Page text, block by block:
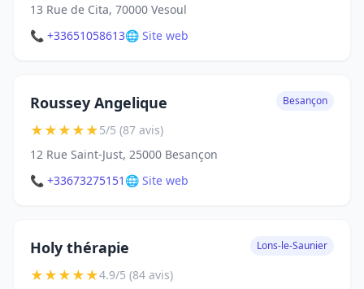
13 Rue de Cita, 70000 Vesoul
📞 +33651058613🌐 Site web
Roussey Angelique Besançon
★★★★★5/5 (87 avis)
12 Rue Saint-Just, 25000 Besançon
📞 +33673275151 🌐 Site web
Holy thérapie Lons-le-Saunier
★★★★★4.9/5 (84 avis)